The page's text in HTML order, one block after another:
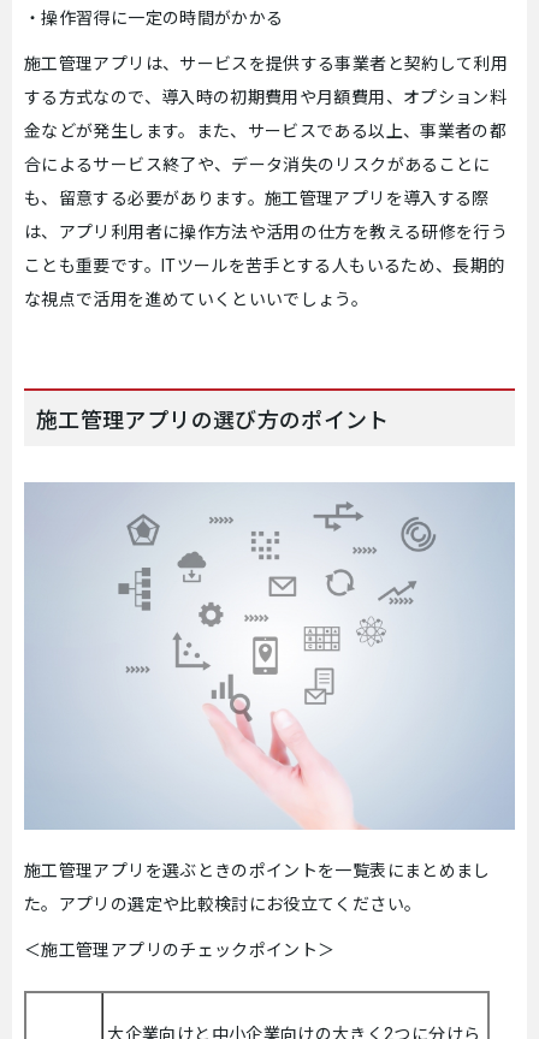
・操作習得に一定の時間がかかる
施工管理アプリは、サービスを提供する事業者と契約して利用
する方式なので、導入時の初期費用や月額費用、オプション料
金などが発生します。また、サービスである以上、事業者の都
合によるサービス終了や、データ消失のリスクがあることに
も、留意する必要があります。施工管理アプリを導入する際
は、アプリ利用者に操作方法や活用の仕方を教える研修を行う
ことも重要です。ITツールを苦手とする人もいるため、長期的
な視点で活用を進めていくといいでしょう。
施工管理アプリの選び方のポイント
施工管理アプリを選ぶときのポイントを一覧表にまとめまし
た。アプリの選定や比較検討にお役立てください。
＜施工管理アプリのチェックポイント＞
大企業向けと中小企業向けの大きく2つに分けら